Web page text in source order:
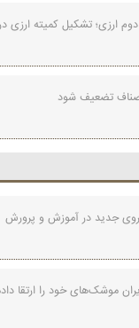
دوم ارزی؛ تشکیل کمیته
اصناف تضعیف شود
موشک‌های خود را ارتقا